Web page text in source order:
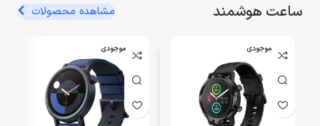
ساعت هوشمند مشاهده محصولات
اتمام موجودی اتمام موجودی